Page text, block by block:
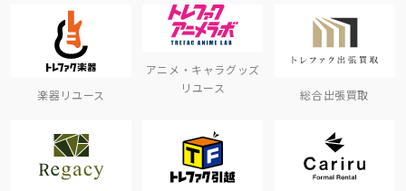
楽器リユース
アニメ・キャラグッズ
リユース
総合出張買取